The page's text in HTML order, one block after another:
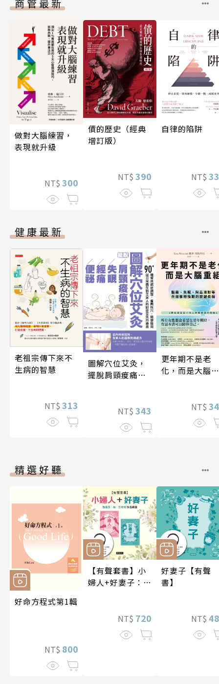
商管最新
做對大腦練習，
表現就升級
NT$ 300
債的歷史（經典
增訂版）
NT$ 390
自律的陷阱
NT$
健康最新
老祖宗傳下來不
生病的智慧
NT$ 313
圖解穴位艾灸，
擺脫肩頸痠痛、
NT$ 343
更年期不是老
化，而是大腦重
NT$
精選好聽
好命方程式第1輯
NT$ 800
【有聲套書】小
婦人+好妻子：路
NT$ 720
好妻子【有聲
書】
NT$